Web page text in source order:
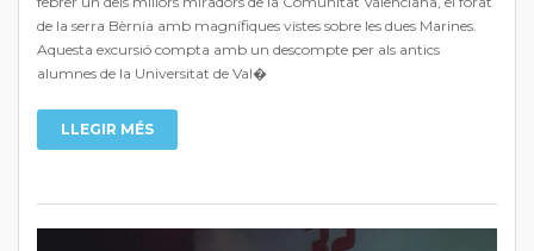
de la serra Bèrnia amb magnífiques vistes sobre les dues Marines.
Aquesta excursió compta amb un descompte per als antics
alumnes de la Universitat de Val�
LLEGIR MÉS